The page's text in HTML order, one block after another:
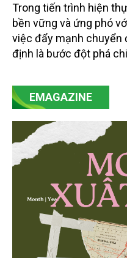
Trong tiến trình hiện
bền vững và ứng phó
việc đẩy mạnh chuyển
định là bước đột phá
mạnh mẽ, thúc đẩy quá
minh bạch hóa chuỗi
then chốt là nông
EMAGAZINE